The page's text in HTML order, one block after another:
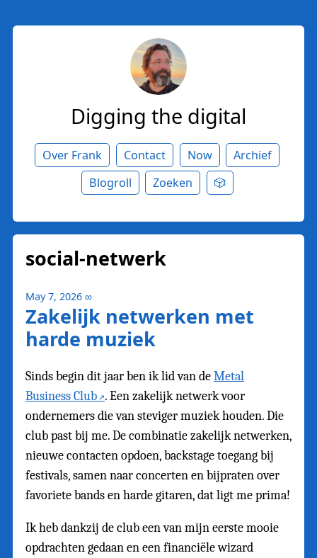
Digging the digital
Over Frank Contact Now
Archief
Blogroll
Zoeken 🎲
social-netwerk
May 7, 2026 ∞
Zakelijk netwerken met
harde muziek
Sinds begin dit jaar ben ik lid van deMetal
Business Club . Een zakelijk netwerk voor
ondernemers die van steviger muziek houden. Die
club past bij me. De combinatie zakelijk netwerken,
nieuwe contacten opdoen, backstage toegang bij
festivals, samen naar concerten en bijpraten over
favoriete bands en harde gitaren, dat ligt me prima!
Ik heb dankzij de club een van mijn eerste mooie
opdrachten gedaan en een financiële wizard